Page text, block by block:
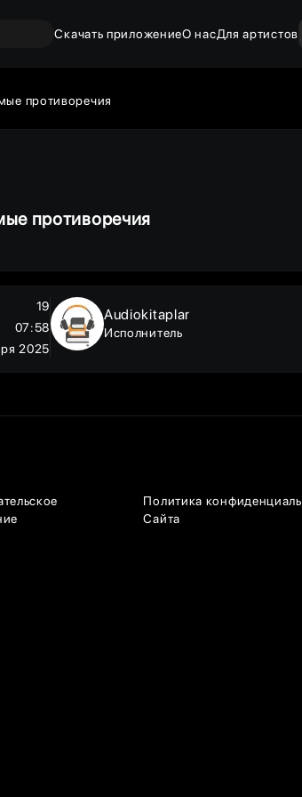
Скачать приложениеО насДля артистов
противоречия
противоречия
19
07:58
2025
Audiokitaplar
Исполнитель
Политика
Сайта